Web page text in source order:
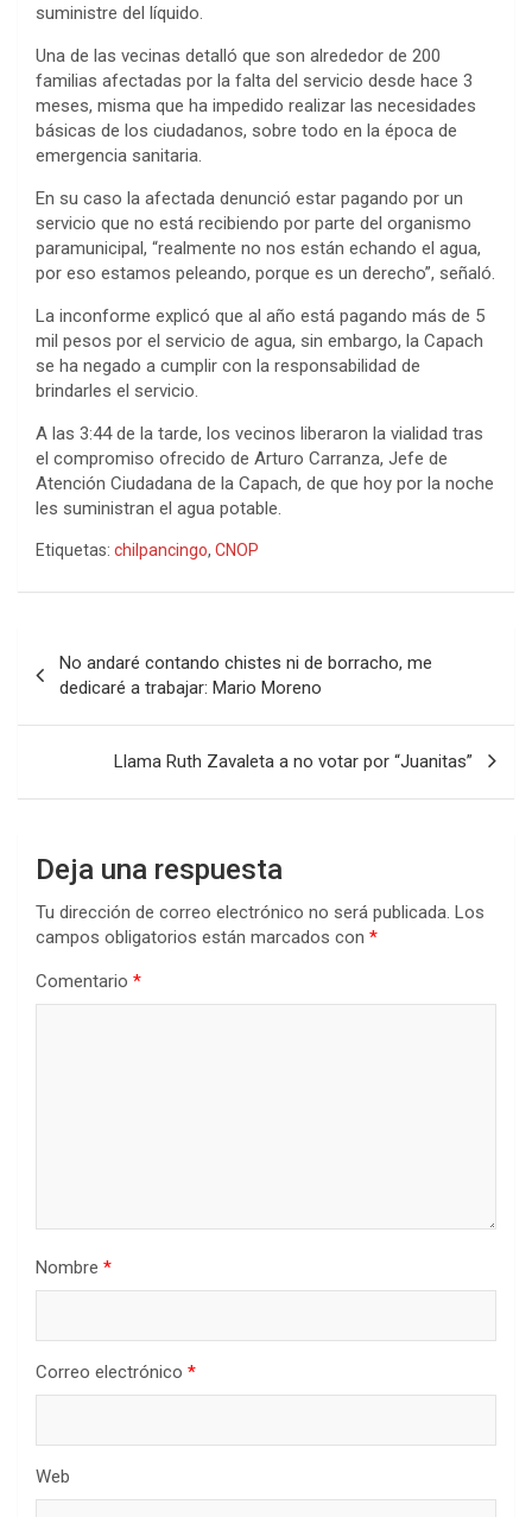
suministre del líquido.
Una de las vecinas detalló que son alrededor de 200
familias afectadas por la falta del servicio desde hace 3
meses, misma que ha impedido realizar las necesidades
básicas de los ciudadanos, sobre todo en la época de
emergencia sanitaria.
En su caso la afectada denunció estar pagando por un
servicio que no está recibiendo por parte del organismo
paramunicipal, “realmente no nos están echando el agua,
por eso estamos peleando, porque es un derecho”, señaló.
La inconforme explicó que al año está pagando más de 5
mil pesos por el servicio de agua, sin embargo, la Capach
se ha negado a cumplir con la responsabilidad de
brindarles el servicio.
A las 3:44 de la tarde, los vecinos liberaron la vialidad tras
el compromiso ofrecido de Arturo Carranza, Jefe de
Atención Ciudadana de la Capach, de que hoy por la noche
les suministran el agua potable.
Etiquetas: chilpancingo, CNOP
de
entradas
No andaré contando chistes ni de borracho, me
dedicaré a trabajar: Mario Moreno
Llama Ruth Zavaleta a no votar por “Juanitas”
Deja una respuesta
Tu dirección de correo electrónico no será publicada. Los
campos obligatorios están marcados con *
Comentario *
Nombre *
Correo electrónico *
Web